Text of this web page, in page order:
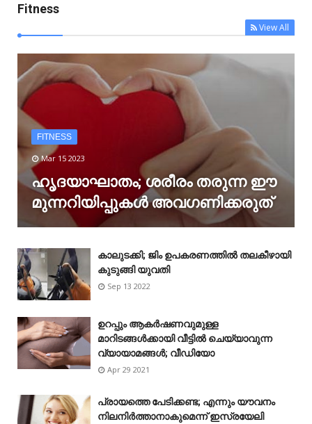
Fitness
View All
FITNESS
Mar 15 2023
ഹൃദയാഘാതം; ശരീരം തരുന്ന ഈ
മുന്നറിയിപ്പുകൾ അവഗണിക്കരുത്
കാലുടക്കി; ജിം ഉപകരണത്തിൽ തലകീഴായി
കുടുങ്ങി യുവതി
Sep 13 2022
ഉറപ്പും ആകർഷണവുമുള്ള
മാറിടങ്ങൾക്കായി വീട്ടിൽ ചെയ്യാവുന്ന
വ്യായാമങ്ങൾ; വീഡിയോ
Apr 29 2021
പ്രായത്തെ പേടിക്കണ്ട; എന്നും യൗവനം
നിലനിർത്താനാകുമെന്ന് ഇസ്രയേലി